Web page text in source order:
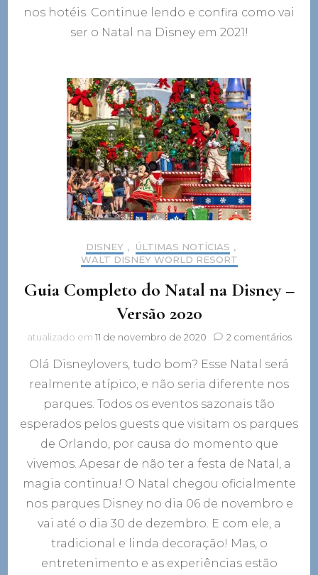
nos hotéis. Continue lendo e confira como vai
ser o Natal na Disney em 2021!
DISNEY , ÚLTIMAS NOTÍCIAS ,
WALT DISNEY WORLD RESORT
Guia Completo do Natal na Disney –
Versão 2020
atualizado em 11 de novembro de 2020 2 comentáriosem
Olá Disneylovers, tudo bom? Esse Natal será
realmente atípico, e não seria diferente nos
parques. Todos os eventos sazonais tão
esperados pelos guests que visitam os parques
de Orlando, por causa do momento que
vivemos. Apesar de não ter a festa de Natal, a
magia continua! O Natal chegou oficialmente
nos parques Disney no dia 06 de novembro e
vai até o dia 30 de dezembro. E com ele, a
tradicional e linda decoração! Mas, o
entretenimento e as experiências estão